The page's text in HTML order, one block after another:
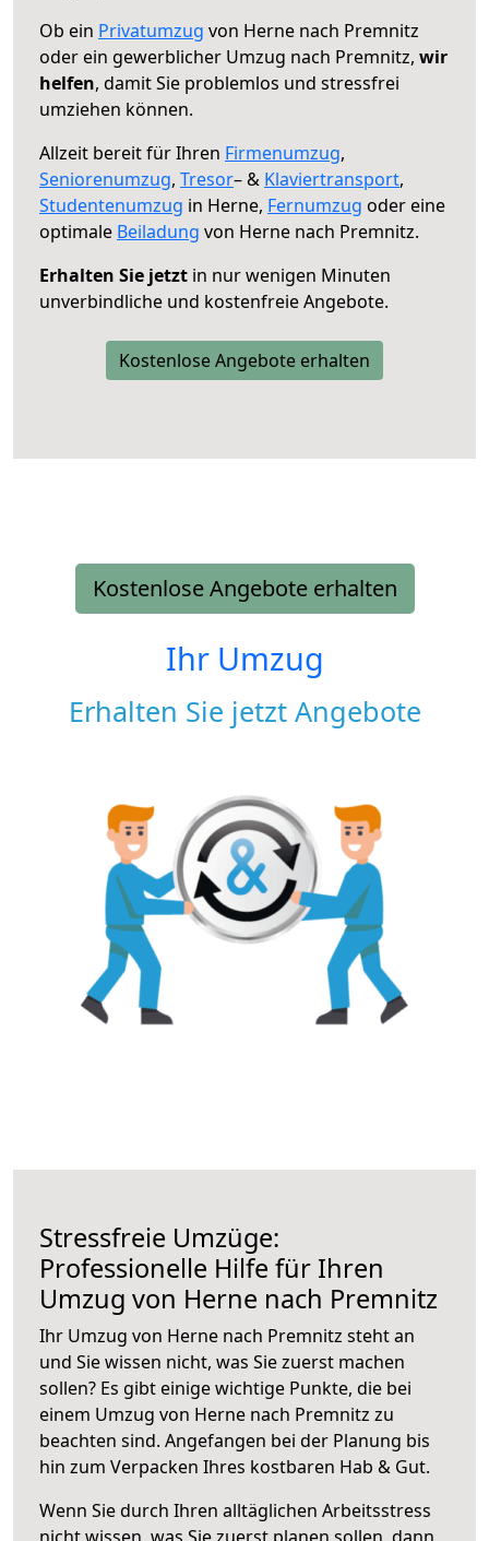
Ob ein Privatumzug von Herne nach Premnitz
oder ein gewerblicher Umzug nach Premnitz, wir
helfen, damit Sie problemlos und stressfrei
umziehen können.
Allzeit bereit für Ihren Firmenumzug,
Seniorenumzug, Tresor– & Klaviertransport,
Studentenumzug in Herne, Fernumzug oder eine
optimale Beiladung von Herne nach Premnitz.
Erhalten Sie jetzt in nur wenigen Minuten
unverbindliche und kostenfreie Angebote.
Kostenlose Angebote erhalten
Kostenlose Angebote erhalten
Ihr Umzug
Erhalten Sie jetzt Angebote
Stressfreie Umzüge:
Professionelle Hilfe für Ihren
Umzug von Herne nach Premnitz
Ihr Umzug von Herne nach Premnitz steht an
und Sie wissen nicht, was Sie zuerst machen
sollen? Es gibt einige wichtige Punkte, die bei
einem Umzug von Herne nach Premnitz zu
beachten sind. Angefangen bei der Planung bis
hin zum Verpacken Ihres kostbaren Hab & Gut.
Wenn Sie durch Ihren alltäglichen Arbeitsstress